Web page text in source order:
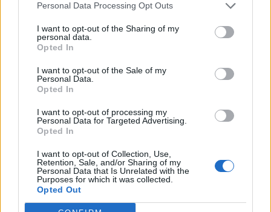
Personal Data Processing Opt Outs
I want to opt-out of the Sharing of my
personal data.
Opted In
I want to opt-out of the Sale of my
Personal Data.
Opted In
I want to opt-out of processing my
Personal Data for Targeted Advertising.
Opted In
I want to opt-out of Collection, Use,
Retention, Sale, and/or Sharing of my
Personal Data that Is Unrelated with the
Purposes for which it was collected.
Opted Out
Věřím ve spolupráci s lidmi, kteří
P. Miloš Szabo
Chybělo málo. Policie varovala
SOUVISEJÍCÍ ČLÁNKY
VÍCE OD AUTORA
Dnes se v Příbrami otevře výstava
Rovnováha života. Vernisáž nabídne
i hudební a básnický program
Festival hudby na zámku Dobříš sází na
jedinečnou atmosféru. Klasiku propojí